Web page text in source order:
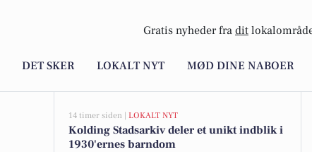
Gratis nyheder fra dit
DET SKER LOKALT NYT MØD DINE NABOER
14 timer siden | LOKALT NYT
Kolding Stadsarkiv deler et unikt indblik i
1930'ernes barndom